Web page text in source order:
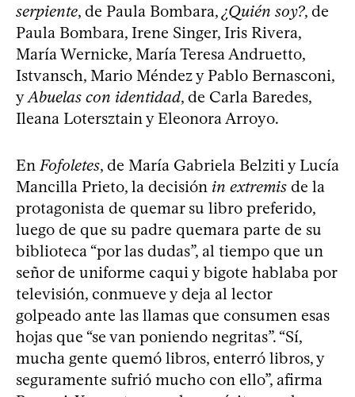
serpiente, de Paula Bombara, ¿Quién soy?, de
Paula Bombara, Irene Singer, Iris Rivera,
María Wernicke, María Teresa Andruetto,
Istvansch, Mario Méndez y Pablo Bernasconi,
y Abuelas con identidad, de Carla Baredes,
Ileana Lotersztain y Eleonora Arroyo.
En Fofoletes, de María Gabriela Belziti y Lucía
Mancilla Prieto, la decisión in extremis de la
protagonista de quemar su libro preferido,
luego de que su padre quemara parte de su
biblioteca “por las dudas”, al tiempo que un
señor de uniforme caqui y bigote hablaba por
televisión, conmueve y deja al lector
golpeado ante las llamas que consumen esas
hojas que “se van poniendo negritas”. “Sí,
mucha gente quemó libros, enterró libros, y
seguramente sufrió mucho con ello”, afirma